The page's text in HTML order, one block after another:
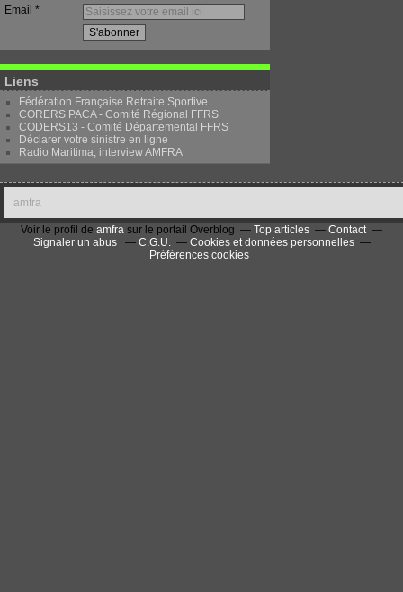
Email
Liens
Fédération Française Retraite Sportive
CORERS PACA - Comité Régional FFRS
CODERS13 - Comité Départemental FFRS
Déclarer votre sinistre en ligne
Radio Maritima, interview AMFRA
amfra
Voir le profil de amfra sur le portail Overblog Top articles
Contact
Signaler un abus
C.G.U.
Cookies et données personnelles
Préférences cookies